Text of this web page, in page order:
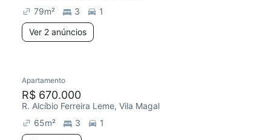
79m² 3
1
Ver 2 anúncios
Redecorar
Apartamento
R$ 670.000
R. Alcíbio Ferreira Leme, Vila Magal
65m² 3
1